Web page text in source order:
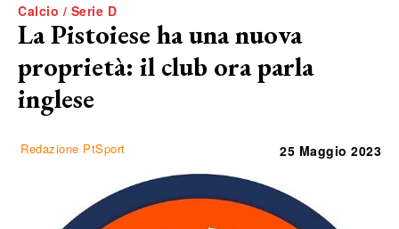
Calcio / Serie D
La Pistoiese ha una nuova
proprietà: il club ora parla
inglese
Redazione PtSport 25 Maggio 2023